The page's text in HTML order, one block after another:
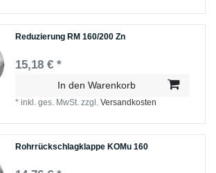
Reduzierung RM 160/200 Zn
15,18 € *
In den Warenkorb
*inkl. ges. MwSt. zzgl.Versandkosten
Rohrrückschlagklappe KOMu 160